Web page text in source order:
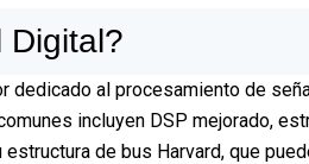
Digital?
al procesamiento de
incluyen DSP mejorado,
de bus Harvard, que